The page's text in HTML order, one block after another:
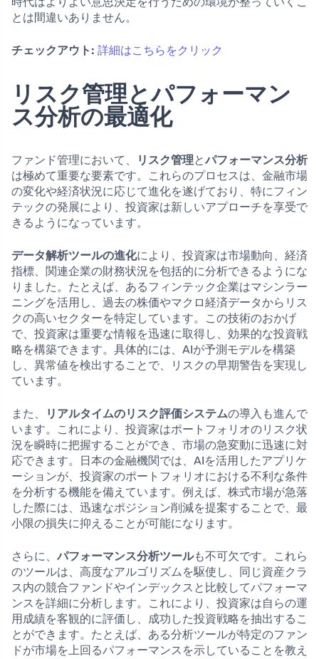
とは間違いありません。
チェックアウト: 詳細はこちらをクリック
リスク管理とパフォーマン
ス分析の最適化
ファンド管理において、 リスク管理とパフォーマンス分析
は極めて重要な要素です。これらのプロセスは、金融市場
の変化や経済状況に応じて進化を遂げており、特にフィン
テックの発展により、投資家は新しいアプローチを享受で
きるようになっています。
データ解析ツールの進化により、投資家は市場動向、経済
指標、関連企業の財務状況を包括的に分析できるようにな
りました。たとえば、あるフィンテック企業はマシンラー
ニングを活用し、過去の株価やマクロ経済データからリス
クの高いセクターを特定しています。この技術のおかげ
で、投資家は重要な情報を迅速に取得し、効果的な投資戦
略を構築できます。具体的には、AIが予測モデルを構築
し、異常値を検出することで、リスクの早期警告を実現し
ています。
また、 リアルタイムのリスク評価システムの導入も進んで
います。これにより、投資家はポートフォリオのリスク状
況を瞬時に把握することができ、市場の急変動に迅速に対
応できます。日本の金融機関では、AIを活用したアプリケ
ーションが、投資家のポートフォリオにおける不利な条件
を分析する機能を備えています。例えば、株式市場が急落
した際には、迅速なポジション削減を提案することで、最
小限の損失に抑えることが可能になります。
さらに、 パフォーマンス分析ツールも不可欠です。これら
のツールは、高度なアルゴリズムを駆使し、同じ資産クラ
ス内の競合ファンドやインデックスと比較してパフォーマ
ンスを詳細に分析します。これにより、投資家は自らの運
用成績を客観的に評価し、成功した投資戦略を抽出するこ
とができます。たとえば、ある分析ツールが特定のファン
ドが市場を上回るパフォーマンスを示していることを教え